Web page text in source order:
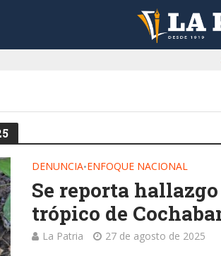
DENUNCIA•ENFOQUE NACIONAL
Se reporta
trópico de
La Patria 27 de agosto de 2025